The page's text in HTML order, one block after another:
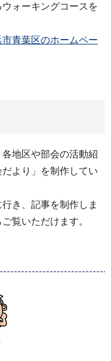
ォーキングコースを
青葉区のホームペー
地区や部会の活動紹
より」を制作してい
き、記事を制作しま
覧いただけます。